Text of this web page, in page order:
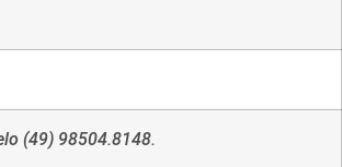
(49) 98504.8148.